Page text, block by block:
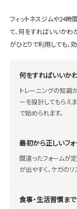
フィットネスジムや24時
て、何をすればいいかわ
がひとりで利用しても、
何をすればいいか
トレーニングの知識
ーを設計してもらえ
で始められます。
最初から正しいフ
間違ったフォームが
が出やすく、ケガのリ
食事・生活習慣ま